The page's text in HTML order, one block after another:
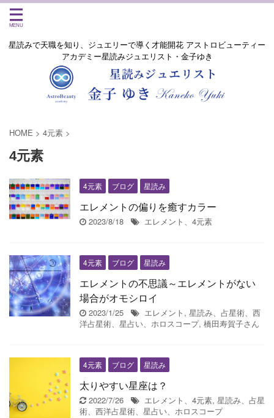
星読みで天職を知り、ジュエリーで導く才能開花 アストロビューティー
アカデミー星読みジュエリスト・金子ゆき
HOME > 4元素 >
4元素
4元素 ブログ 星読み
エレメントの偏りを癒すカラー
2023/8/18 エレメント、4元素
4元素 ブログ 星読み
エレメントの不思議～エレメントがない
場合がオモシロイ
2023/1/25 エレメント , 星読み、占星術、西
洋占星術、星占い、ホロスコープ, 橋田寿賀子さん
4元素 ブログ 星読み
太りやすい星座は？
2022/7/26 エレメント、4元素, 星読み、占星
術、西洋占星術、星占い、ホロスコープ